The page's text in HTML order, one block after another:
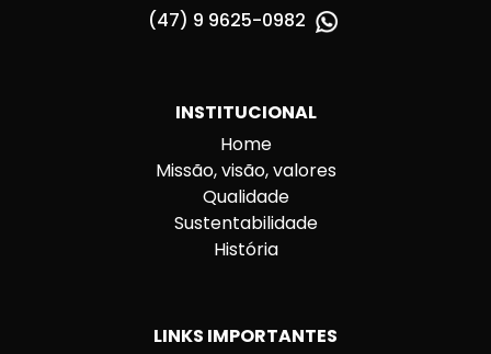
(47) 9 9625-0982
INSTITUCIONAL
Home
Missão, visão, valores
Qualidade
Sustentabilidade
História
LINKS IMPORTANTES